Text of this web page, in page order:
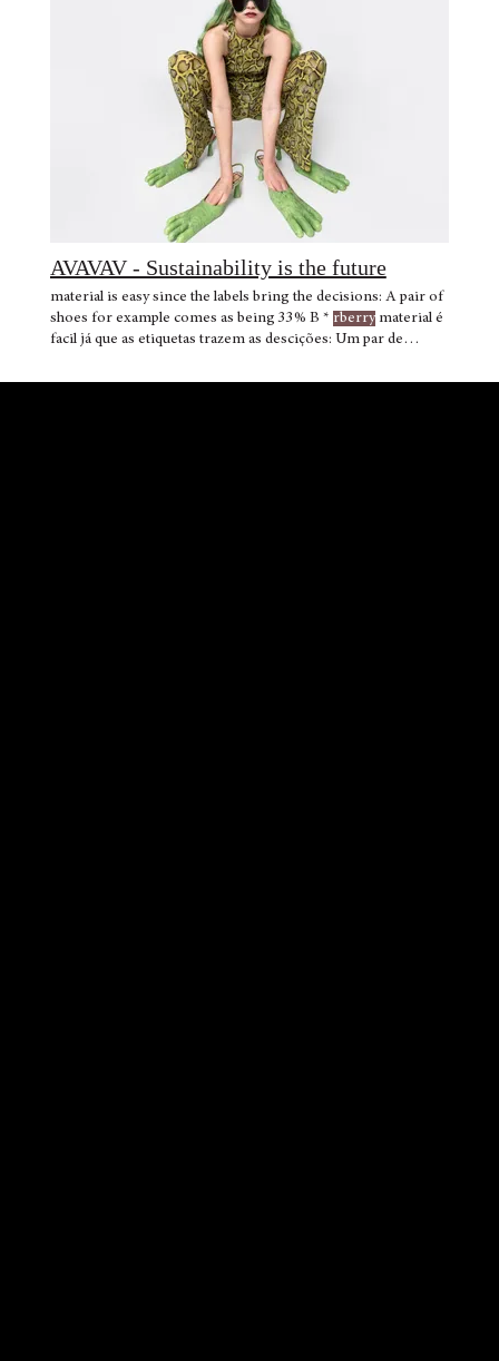
AVAVAV - Sustainability is the future
material is easy since the labels bring the decisions: A pair of
shoes for example comes as being 33% B * rberrymaterial é
facil já que as etiquetas trazem as descições: Um par de